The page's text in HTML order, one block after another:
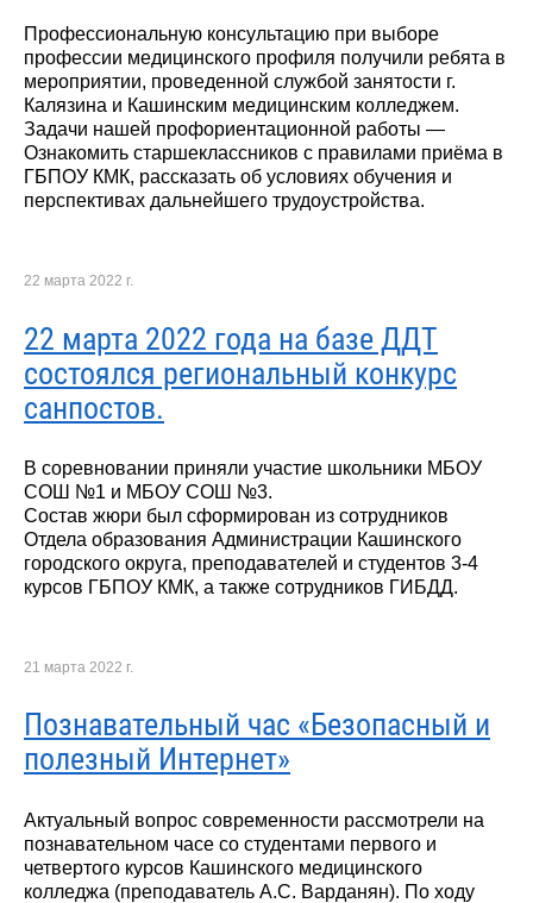
Профессиональную консультацию при выборе
профессии медицинского профиля получили ребята в
мероприятии, проведенной службой занятости г.
Калязина и Кашинским медицинским колледжем.
Задачи нашей профориентационной работы —
Ознакомить старшеклассников с правилами приёма в
ГБПОУ КМК, рассказать об условиях обучения и
перспективах дальнейшего трудоустройства.
22 марта 2022 г.
22 марта 2022 года на базе ДДТ
состоялся региональный конкурс
санпостов.
В соревновании приняли участие школьники МБОУ
СОШ №1 и МБОУ СОШ №3.
Состав жюри был сформирован из сотрудников
Отдела образования Администрации Кашинского
городского округа, преподавателей и студентов 3-4
курсов ГБПОУ КМК, а также сотрудников ГИБДД.
21 марта 2022 г.
Познавательный час «Безопасный и
полезный Интернет»
Актуальный вопрос современности рассмотрели на
познавательном часе со студентами первого и
четвертого курсов Кашинского медицинского
колледжа (преподаватель А.С. Варданян). По ходу